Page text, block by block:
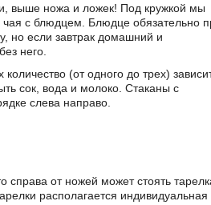
выше ножа и ложек! Под кружкой мы
с блюдцем. Блюдце обязательно
но если завтрак домашний и
него.
(от одного до трех)
сок, вода и молоко. Стаканы с
слева направо.
справа от ножей может стоять
располагается индивидуальная